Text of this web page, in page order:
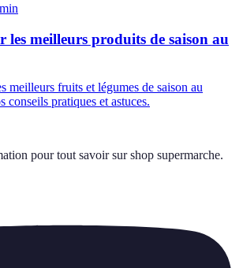
min
les meilleurs produits de saison au
meilleurs fruits et légumes de saison au
conseils pratiques et astuces.
pour tout savoir sur shop supermarche.